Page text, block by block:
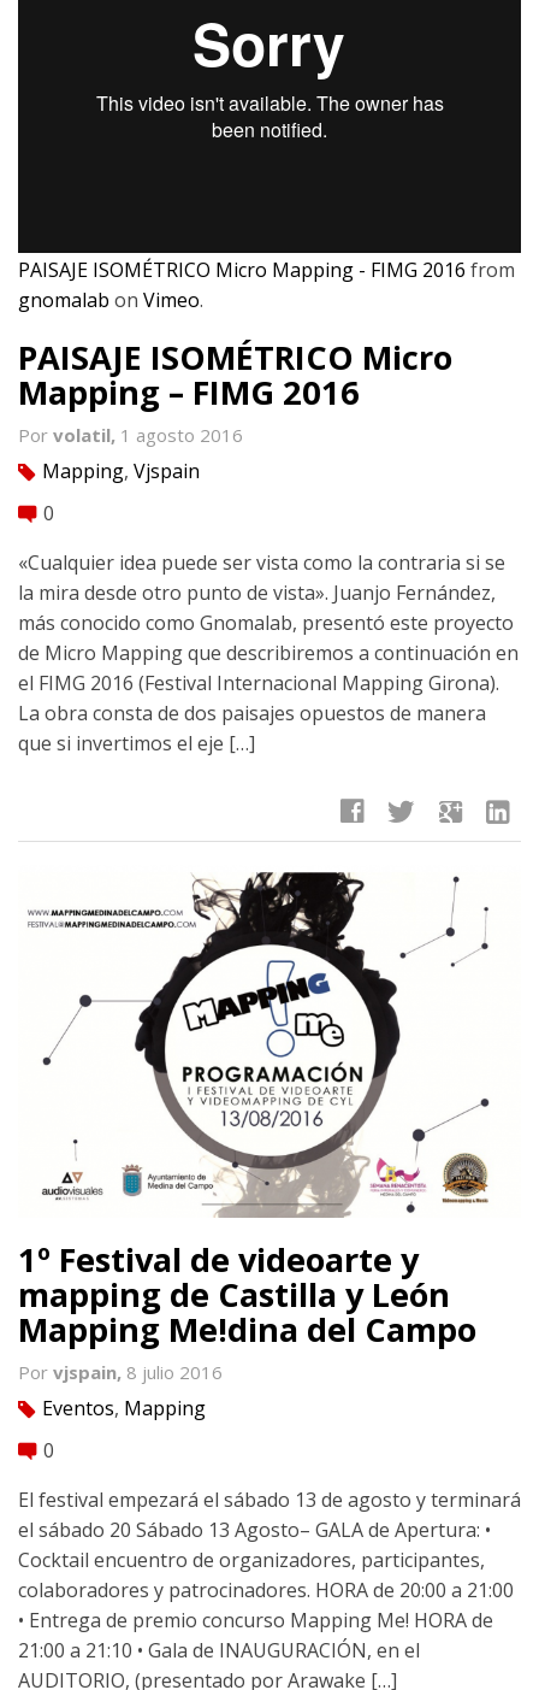
PAISAJE ISOMÉTRICO Micro Mapping - FIMG 2016 from
gnomalab on Vimeo.
PAISAJE ISOMÉTRICO Micro
Mapping – FIMG 2016
Por volatil, 1 agosto 2016
tag Mapping, Vjspain
comment 0
«Cualquier idea puede ser vista como la contraria si se
la mira desde otro punto de vista». Juanjo Fernández,
más conocido como Gnomalab, presentó este proyecto
de Micro Mapping que describiremos a continuación en
el FIMG 2016 (Festival Internacional Mapping Girona).
La obra consta de dos paisajes opuestos de manera
que si invertimos el eje […]
facebook twitter google linkedin
1º Festival de videoarte y
mapping de Castilla y León
Mapping Me!dina del Campo
Por vjspain, 8 julio 2016
tag Eventos, Mapping
comment 0
El festival empezará el sábado 13 de agosto y terminará
el sábado 20 Sábado 13 Agosto– GALA de Apertura: •
Cocktail encuentro de organizadores, participantes,
colaboradores y patrocinadores. HORA de 20:00 a 21:00
• Entrega de premio concurso Mapping Me! HORA de
21:00 a 21:10 • Gala de INAUGURACIÓN, en el
AUDITORIO, (presentado por Arawake […]